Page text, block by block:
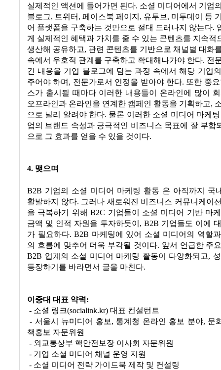
실제적인 액션에 들어가면 된다. 소셜 미디어에서 기업
블로그, 트위터, 페이스북 페이지, 유투브, 미투데이 등
어 플랫폼을 구축하는 것만으로 절대 드러나지 않는다.
게 실제적인 혜택과 가치를 줄 수 있는 콘텐츠를 지속적
생산해 공유하고, 관련 콘텐츠를 기반으로 채널별 대화
속에서 우호적 관계를 구축하고 확대해나가야 한다. 전
긴 내용을 기업 블로그에 담는 과정 속에서 해당 기업
주어야 하며, 전문가로서 인정을 받아야 한다. 또한 중
스가 출시될 때마다 이러한 내용들이 온라인에 많이
오프라인과 온라인을 연계한 캠페인 활동을 기획하고,
으로 널리 알려야 한다. 물론 이러한 소셜 미디어 마케
업의 브랜드 속성과 긍극적인 비즈니스 목표에 잘 부합
으로 그 효과를 얻을 수 있을 것이다.
4. 맺으며
B2B 기업의 소셜 미디어 마케팅 활동 은 아직까지 국
활발하지 않다. 그러나 새로워진 비즈니스 커뮤니케이
을 극복하기 위해 B2C 기업들이 소셜 미디어 기반 마
금액 및 인적 자원을 투자하듯이, B2B 기업들도 이에
가 필요하다. B2B 마케팅에 있어 소셜 미디어의 역할
의 흐름에 맞추어 더욱 부각될 것이다. 앞서 언급한 주
B2B 업계의 소셜 미디어 마케팅 활동이 다양화되고,
등장하기를 바라면서 글을 마친다.
이중대 대표 약력:
- 소셜 링크(socialink.kr) 대표 컨설턴트
- 서울시 뉴미디어 홍보, 통계청 온라인 홍보 분야, 문
책홍보 자문위원
- 외교통상부 핵안전보장 이사회 자문위원
- 기업 소셜 미디어 채널 운영 지원
- 소셜 미디어 전략 가이드북 제작 및 컨설팅